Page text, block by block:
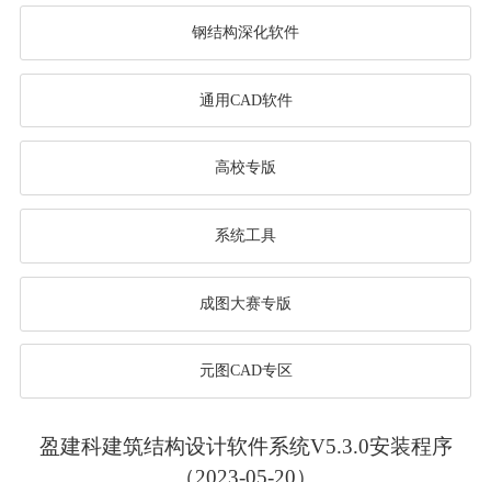
钢结构深化软件
通用CAD软件
高校专版
系统工具
成图大赛专版
元图CAD专区
盈建科建筑结构设计软件系统V5.3.0安装程序
（2023-05-20）